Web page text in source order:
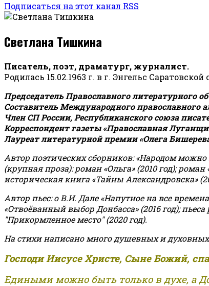
Подписаться на этот канал RSS
Светлана Тишкина
Писатель, поэт, драматург, журналист.
Родилась 15.02.1963 г. в г. Энгельс
Председатель Православного литературного
Составитель Международного православного
Член СП России, Республиканского союза
Корреспондент газеты «Православная
Лауреат литературной премии «Олега
Автор поэтических сборников: «Народом можно
(крупная проза): роман «Ольга» (2010 год);
историческая книга «Тайны Александровска»
Автор пьес: о В.И. Дале «Напутное на все
«Отвоёванный выбор Донбасса» (2016 год);
"Прикормленное место" (2020 год).
На стихи написано много душевных и духовных
Господи Иисусе Христе, Сыне Божий,
Едиными можно быть только в духе, а